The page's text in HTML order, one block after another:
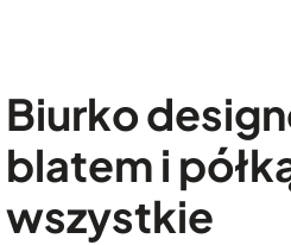
Biurko
blatem i
wszystkie